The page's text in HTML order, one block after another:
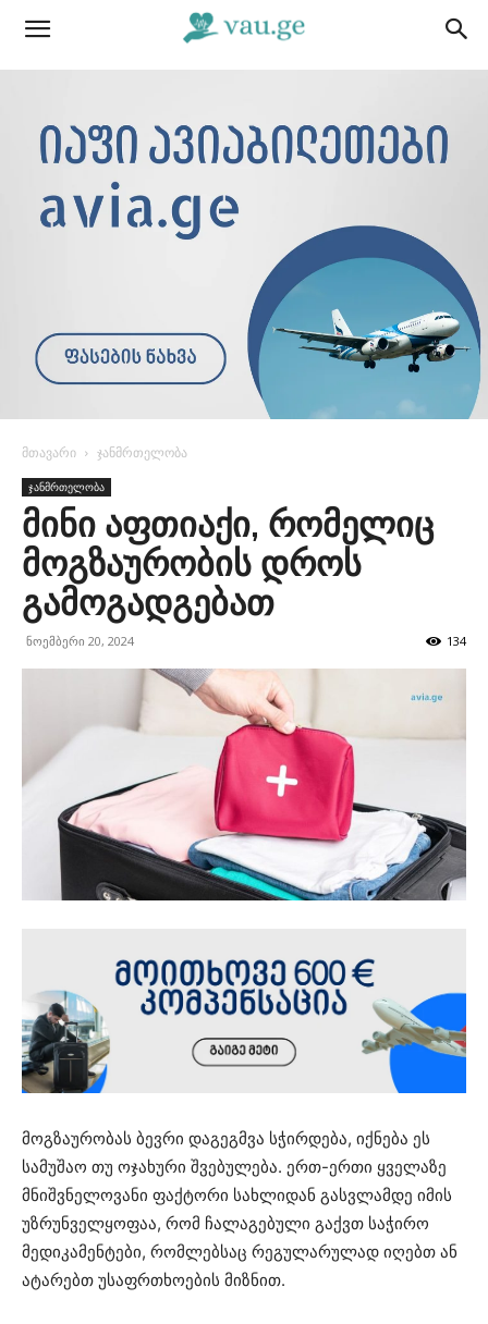
მთავარი ჯანმრთელობა
ჯანმრთელობა
მინი აფთიაქი, რომელიც
მოგზაურობის დროს
გამოგადგებათ
ნოემბერი 20, 2024 134
მოგზაურობას ბევრი დაგეგმვა სჭირდება, იქნება ეს
სამუშაო თუ ოჯახური შვებულება. ერთ-ერთი ყველაზე
მნიშვნელოვანი ფაქტორი სახლიდან გასვლამდე იმის
უზრუნველყოფაა, რომ ჩალაგებული გაქვთ საჭირო
მედიკამენტები, რომლებსაც რეგულარულად იღებთ ან
ატარებთ უსაფრთხოების მიზნით.